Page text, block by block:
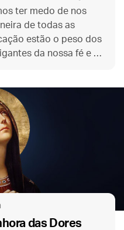
ter medo de nos
de todas as
estão o peso dos
da nossa fé e a
das Dores